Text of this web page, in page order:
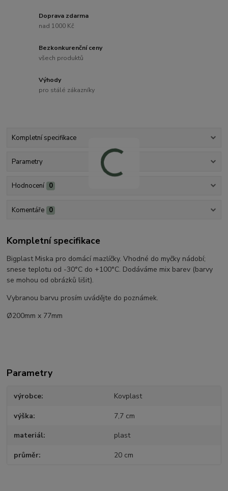
Doprava zdarma
nad 1000 Kč
Bezkonkurenční ceny
všech produktů
Výhody
pro stálé zákazníky
Kompletní specifikace
Parametry
Hodnocení 0
Komentáře 0
Kompletní specifikace
Bigplast Miska pro domácí mazlíčky. Vhodné do myčky nádobí;
snese teplotu od -30°C do +100°C. Dodáváme mix barev (barvy
se mohou od obrázků lišit).
Vybranou barvu prosím uvádějte do poznámek.
Ø200mm x 77mm
Parametry
výrobce Kovplast
výška 7,7 cm
materiál plast
průměr 20 cm